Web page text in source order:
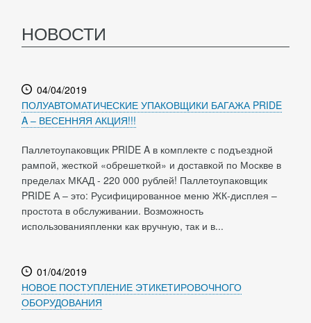
НОВОСТИ
04/04/2019
ПОЛУАВТОМАТИЧЕСКИЕ УПАКОВЩИКИ БАГАЖА PRIDE
A – ВЕСЕННЯЯ АКЦИЯ!!!
Паллетоупаковщик PRIDE A в комплекте с подъездной
рампой, жесткой «обрешеткой» и доставкой по Москве в
пределах МКАД - 220 000 рублей! Паллетоупаковщик
PRIDE А – это: Русифицированное меню ЖК-дисплея –
простота в обслуживании. Возможность
использованияпленки как вручную, так и в...
01/04/2019
НОВОЕ ПОСТУПЛЕНИЕ ЭТИКЕТИРОВОЧНОГО
ОБОРУДОВАНИЯ